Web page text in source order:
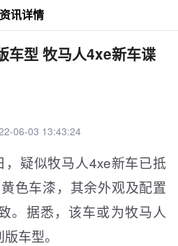
资讯详情
车型 牧马人4xe新车谍
06-03 13:43:24
，疑似牧马人4xe新车已抵
色车漆，其余外观及配置
。据悉，该车或为牧马人
车型。